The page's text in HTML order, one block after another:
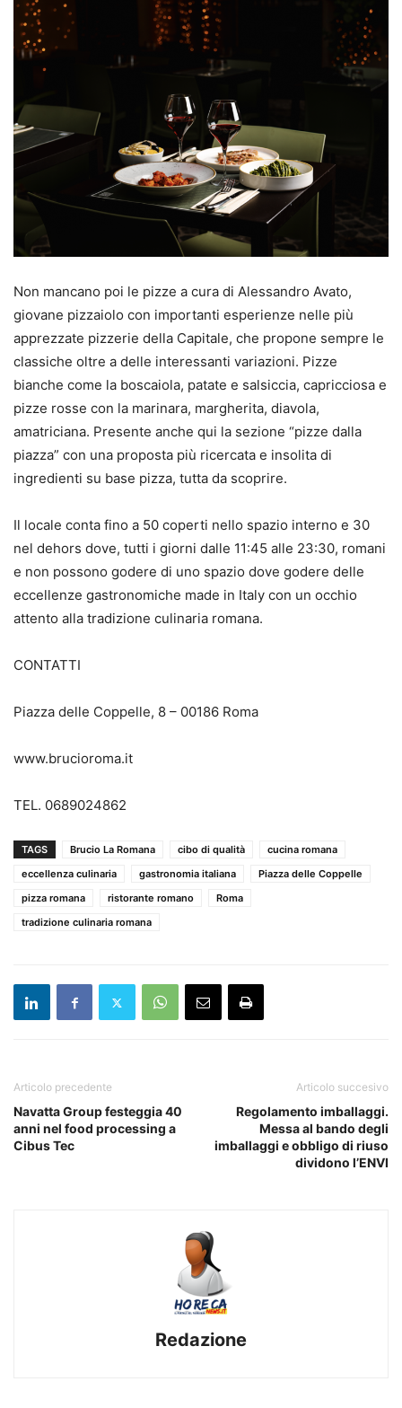
Non mancano poi le pizze a cura di Alessandro Avato,
giovane pizzaiolo con importanti esperienze nelle più
apprezzate pizzerie della Capitale, che propone sempre le
classiche oltre a delle interessanti variazioni. Pizze
bianche come la boscaiola, patate e salsiccia, capricciosa e
pizze rosse con la marinara, margherita, diavola,
amatriciana. Presente anche qui la sezione “pizze dalla
piazza” con una proposta più ricercata e insolita di
ingredienti su base pizza, tutta da scoprire.
Il locale conta fino a 50 coperti nello spazio interno e 30
nel dehors dove, tutti i giorni dalle 11:45 alle 23:30, romani
e non possono godere di uno spazio dove godere delle
eccellenze gastronomiche made in Italy con un occhio
attento alla tradizione culinaria romana.
CONTATTI
Piazza delle Coppelle, 8 – 00186 Roma
www.brucioroma.it
TEL. 0689024862
TAGS Brucio La Romana cibo di qualità
cucina romana
eccellenza culinaria
gastronomia italiana
Piazza delle Coppelle
pizza romana
ristorante romano
Roma
tradizione culinaria romana
Articolo precedente
Navatta Group festeggia 40
anni nel food processing a
Cibus Tec
Articolo succesivo
Regolamento imballaggi.
Messa al bando degli
imballaggi e obbligo di riuso
dividono l’ENVI
Redazione